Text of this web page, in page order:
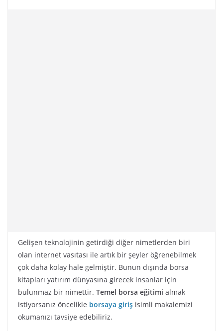
Gelişen teknolojinin getirdiği diğer nimetlerden biri
olan internet vasıtası ile artık bir şeyler öğrenebilmek
çok daha kolay hale gelmiştir. Bunun dışında borsa
kitapları yatırım dünyasına girecek insanlar için
bulunmaz bir nimettir. Temel borsa eğitimi almak
istiyorsanız öncelikle borsaya giriş isimli makalemizi
okumanızı tavsiye edebiliriz.